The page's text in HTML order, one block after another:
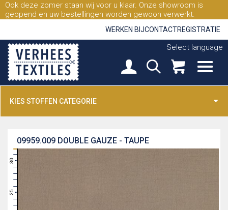
Ook deze zomer staan wij voor u klaar. Onze showroom is
geopend en uw bestellingen worden gewoon verwerkt.
WERKEN BIJCONTACTREGISTRATIE
Select language
KIES STOFFEN CATEGORIE
DOUBLE GAUZE - TAUPE
09959.009
26